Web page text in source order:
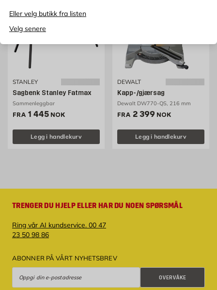
Eller velg butikk fra listen
Velg senere
STANLEY
Sagbenk Stanley Fatmax
Sammenleggbar
FRA Pris 1445 NOK /stk
1 445 NOK
Legg i handlekurv
DEWALT
Kapp-/gjærsag
Dewalt DW770-QS, 216 mm
FRA Pris 2399 NOK /stk
2 399 NOK
Legg i handlekurv
TRENGER DU HJELP ELLER HAR DU NOEN SPØRSMÅL
Ring vår AI kundservice. 00 47
23 50 98 86
ABONNER PÅ VÅRT NYHETSBREV
OVERVÅKE